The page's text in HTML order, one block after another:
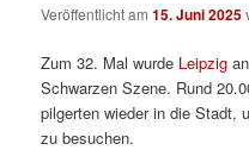
Veröffentlicht am15. Juni 2025
Zum 32. Mal wurde Leipzig
Schwarzen Szene. Rund
pilgerten wieder in die Stadt,
zu besuchen.